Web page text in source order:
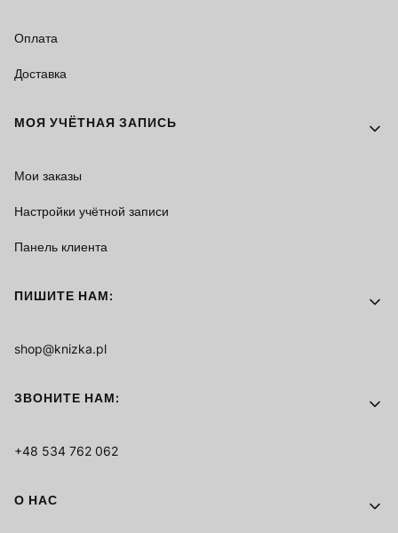
Оплата
Доставка
МОЯ УЧЁТНАЯ ЗАПИСЬ
Мои заказы
Настройки учётной записи
Панель клиента
ПИШИТЕ НАМ:
shop@knizka.pl
ЗВОНИТЕ НАМ:
+48 534 762 062
О НАС